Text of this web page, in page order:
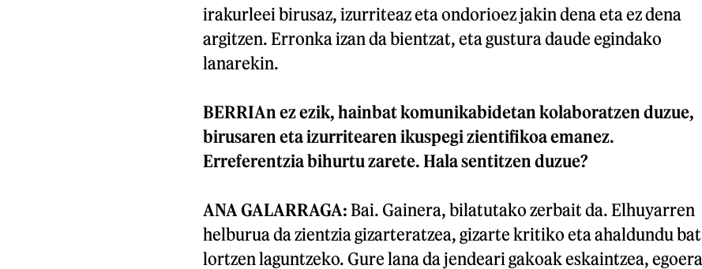
irakurleei birusaz, izurriteaz eta ondorioez jakin dena eta ez dena
argitzen. Erronka izan da bientzat, eta gustura daude egindako
lanarekin.
BERRIAn ez ezik, hainbat komunikabidetan kolaboratzen duzue,
birusaren eta izurritearen ikuspegi zientifikoa emanez.
Erreferentzia bihurtu zarete. Hala sentitzen duzue?
ANA GALARRAGA: Bai. Gainera, bilatutako zerbait da. Elhuyarren
helburua da zientzia gizarteratzea, gizarte kritiko eta ahaldundu bat
lortzen laguntzeko. Gure lana da jendeari gakoak eskaintzea, egoera